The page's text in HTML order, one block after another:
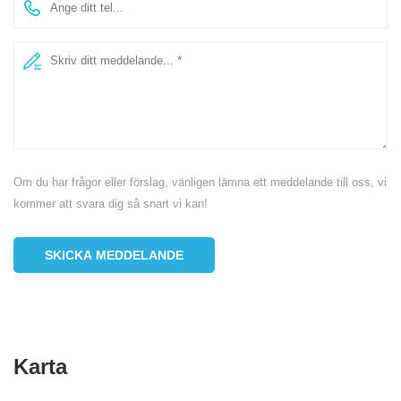
Om du har frågor eller förslag, vänligen lämna ett meddelande till oss, vi
kommer att svara dig så snart vi kan!
SKICKA MEDDELANDE
Karta